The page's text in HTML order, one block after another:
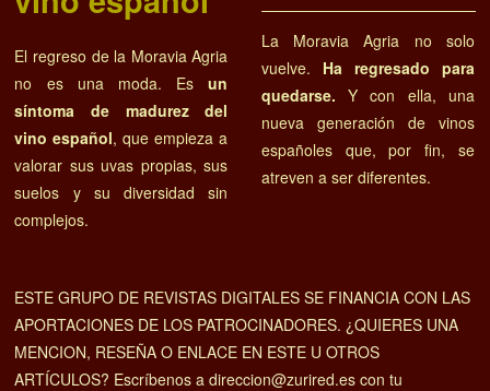
El regreso de la Moravia Agria
no es una moda. Esun
síntoma de madurez del
vino español, que empieza a
valorar sus uvas propias, sus
suelos y su diversidad sin
complejos.
La Moravia Agria no solo
vuelve. Ha regresado para
quedarse. Y con ella, una
nueva generación de vinos
españoles que, por fin, se
atreven a ser diferentes.
ESTE GRUPO DE REVISTAS DIGITALES SE FINANCIA CON LAS
APORTACIONES DE LOS PATROCINADORES. ¿QUIERES UNA
MENCION, RESEÑA O ENLACE EN ESTE U OTROS
ARTÍCULOS? Escríbenos a direccion@zurired.es con tu